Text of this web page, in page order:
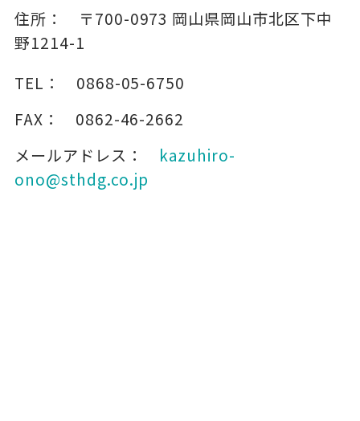
住所： 〒700-0973 岡山県岡山市北区下中
野1214-1
TEL：
0868-05-6750
FAX：
0862-46-2662
メールアドレス：
kazuhiro-
ono@sthdg.co.jp